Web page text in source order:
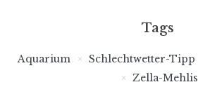
Tags
Aquarium Schlechtwetter-Tipp
Zella-Mehlis